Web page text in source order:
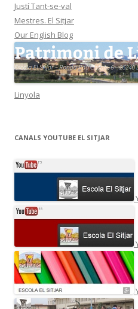
Justí Tant-se-val
Mestres. El Sitjar
Our English Blog
Linyola
CANALS YOUTUBE EL SITJAR